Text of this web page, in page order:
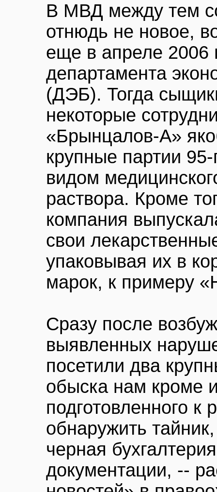
В МВД между тем
отнюдь не новое,
еще в апреле 2006
департамента
(ДЭБ). Тогда
некоторые
«Брынцалов-А»
крупные партии
видом
раствора. Кроме
компания
свои
упаковывая их в
марок, к примеру
Сразу после
выявленных
посетили два
обыска нам кроме
подготовленного к
обнаружить
черная
документации, --